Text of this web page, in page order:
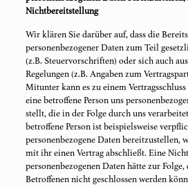
Nichtbereitstellung
Wir klären Sie darüber auf, dass die
personenbezogener Daten zum Teil
(z.B. Steuervorschriften) oder sich auch
Regelungen (z.B. Angaben zum
Mitunter kann es zu einem
eine betroffene Person uns
stellt, die in der Folge durch uns
betroffene Person ist beispielsweise
personenbezogene Daten bereitzustellen,
mit ihr einen Vertrag abschließt. Eine
personenbezogenen Daten hätte zur
Betroffenen nicht geschlossen werden